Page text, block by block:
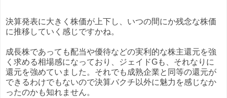
決算発表に大きく株価が上下し、いつの間にか残念な株価
に推移していく感じですかね。
成長株であっても配当や優待などの実利的な株主還元を強
く求める相場感になっており、ジェイドGも、それなりに
還元を強めていました。それでも成熟企業と同等の還元が
できるわけでもないので決算バクチ以外に魅力を感じなか
ったのかも知れません。